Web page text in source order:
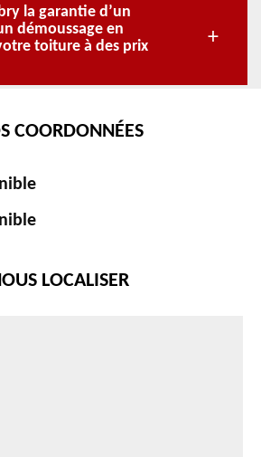
la garantie d’un
démoussage en
toiture à des prix
COORDONNÉES
LOCALISER